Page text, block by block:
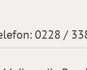
0228 /